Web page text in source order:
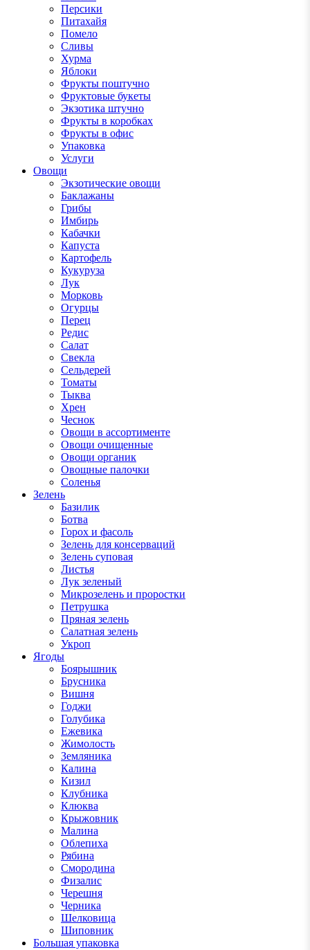
Персики
Питахайя
Помело
Сливы
Хурма
Яблоки
Фрукты поштучно
Фруктовые букеты
Экзотика штучно
Фрукты в коробках
Фрукты в офис
Упаковка
Услуги
Овощи
Экзотические овощи
Баклажаны
Грибы
Имбирь
Кабачки
Капуста
Картофель
Кукуруза
Лук
Морковь
Огурцы
Перец
Редис
Салат
Свекла
Сельдерей
Томаты
Тыква
Хрен
Чеснок
Овощи в ассортименте
Овощи очищенные
Овощи органик
Овощные палочки
Соленья
Зелень
Базилик
Ботва
Горох и фасоль
Зелень для консерваций
Зелень суповая
Листья
Лук зеленый
Микрозелень и проростки
Петрушка
Пряная зелень
Салатная зелень
Укроп
Ягоды
Боярышник
Брусника
Вишня
Годжи
Голубика
Ежевика
Жимолость
Земляника
Калина
Кизил
Клубника
Клюква
Крыжовник
Малина
Облепиха
Рябина
Смородина
Физалис
Черешня
Черника
Шелковица
Шиповник
Большая упаковка